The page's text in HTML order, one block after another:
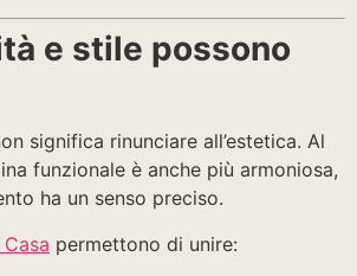
e stile possono
significa rinunciare all’estetica. Al
funzionale è anche più armoniosa,
ha un senso preciso.
Casa permettono di unire: